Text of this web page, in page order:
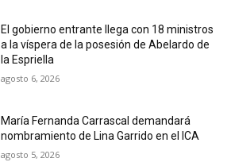
El gobierno entrante llega con 18 ministros
a la víspera de la posesión de Abelardo de
la Espriella
agosto 6, 2026
María Fernanda Carrascal demandará
nombramiento de Lina Garrido en el ICA
agosto 5, 2026